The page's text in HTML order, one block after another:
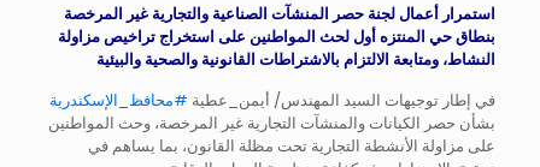
استمرار أعمال لجنة حصر المنشآت الصناعية والتجارية غير المرخصة
بنطاق حي المنتزه أول لحث المواطنين على استخراج تراخيص مزاولة
النشاط، ومتابعة الالتزام بالاشتراطات القانونية والصحية والبيئية
في إطار توجيهات السيد المهندس/ أيمن_عطية #محافظ_الإسكندرية
بشأن حصر الكيانات والمنشآت التجارية غير المرخصة، وحث المواطنين
على مزاولة الأنشطة التجارية تحت مظلة القانون، بما يساهم في